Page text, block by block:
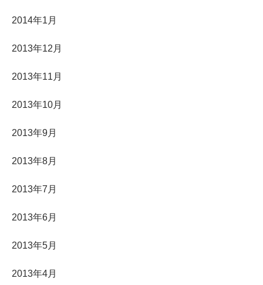
2014年1月
2013年12月
2013年11月
2013年10月
2013年9月
2013年8月
2013年7月
2013年6月
2013年5月
2013年4月